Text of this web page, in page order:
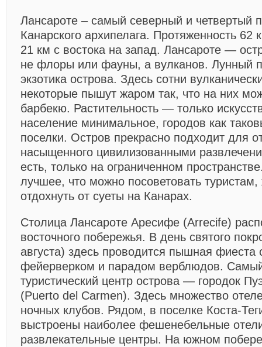
Лансароте – самый северный и четвертый
Канарского архипелага. Протяженность 62
21 км с востока на запад. Лансароте —
не флоры или фауны, а вулканов. Лунный
экзотика острова. Здесь сотни
некоторые пышут жаром так, что на них
барбекю. Растительность — только
население минимальное, городов как
поселки. Остров прекрасно подходит для
насыщенного цивилизованными
есть, только на ограниченном
лучшее, что можно посоветовать
отдохнуть от суеты на Канарах.
Столица Лансароте Аресифе (Arrecife)
восточного побережья. В день святого
августа) здесь проводится пышная фиеста
фейерверком и парадом верблюдов.
туристический центр острова — городок
(Puerto del Carmen). Здесь множество
ночных клубов. Рядом, в поселке Коста-
выстроены наиболее фешенебельные
развлекательные центры. На южном